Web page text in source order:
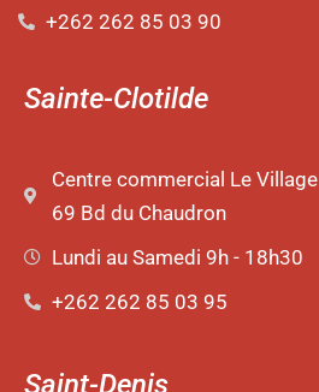
+262 262 85 03 90
Sainte-Clotilde
Centre commercial Le Village
69 Bd du Chaudron
Lundi au Samedi 9h - 18h30
+262 262 85 03 95
Saint-Denis